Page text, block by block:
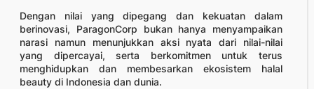
Dengan nilai yang dipegang dan kekuatan dalam
berinovasi, ParagonCorp bukan hanya menyampaikan
narasi namun menunjukkan aksi nyata dari nilai-nilai
yang dipercayai, serta berkomitmen untuk terus
menghidupkan dan membesarkan ekosistem halal
beauty di Indonesia dan dunia.